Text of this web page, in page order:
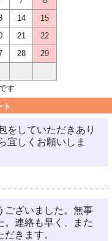
14
15
21
22
28
29
す
ト
をしていただきあり
宜しくお願いしま
ございました。無事
。連絡も早く、また
きます。